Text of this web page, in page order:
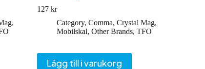
,
127 kr
Category, Comma, Crystal Mag,
Mobilskal, Other Brands, TFO
Lägg till i varukorg